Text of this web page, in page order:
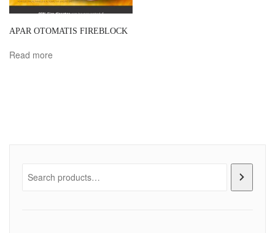
APAR OTOMATIS FIREBLOCK
Read more